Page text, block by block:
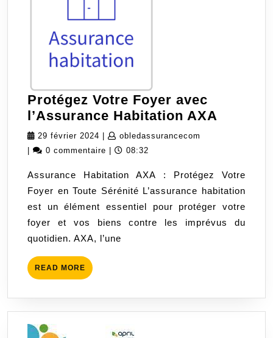
Protégez Votre Foyer avec
l’Assurance Habitation AXA
AXA
29 février 2024 29
février
obledassurancecom
0 commentaire 08:32
Assurance Habitation AXA : Protégez Votre
Foyer en Toute Sérénité L’assurance habitation
est un élément essentiel pour protéger votre
foyer et vos biens contre les imprévus du
quotidien. AXA, l’une
READ MORE READ
MORE